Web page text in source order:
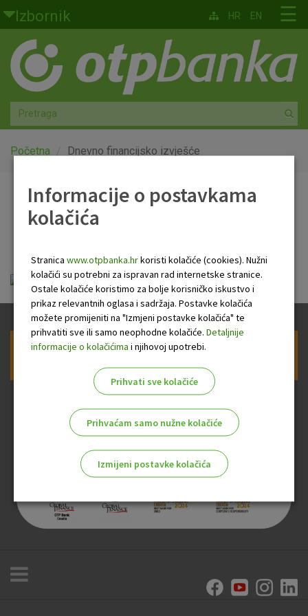
Skoči na glavni sadržaj
Izbornik
Građani
Privatno bankarstvo
Agro
Mala poduzeća i obrtnici
Globalna tržišta
O nama
☰
HR EN
Početna Dnevno financijsko izvješće
Dnevno financijsko
Dnevno financijsko izvješće.pdf
Prijava na newsletter OTP banke
Informacije o postavkama
kolačića
Stranica www.otpbanka.hrkoristi kolačiće (cookies). Nužni
kolačići su potrebni za ispravan rad internetske stranice.
Ostale kolačiće koristimo za bolje korisničko iskustvo i
prikaz relevantnih oglasa i sadržaja. Postavke kolačića
možete promijeniti na "Izmjeni postavke kolačića" te
prihvatiti sve ili samo neophodne kolačiće. Detaljnije
informacije o kolačićima i njihovoj upotrebi.
Prihvati sve kolačiće
Prihvaćam samo nužne kolačiće
Izmijeni postavke kolačića